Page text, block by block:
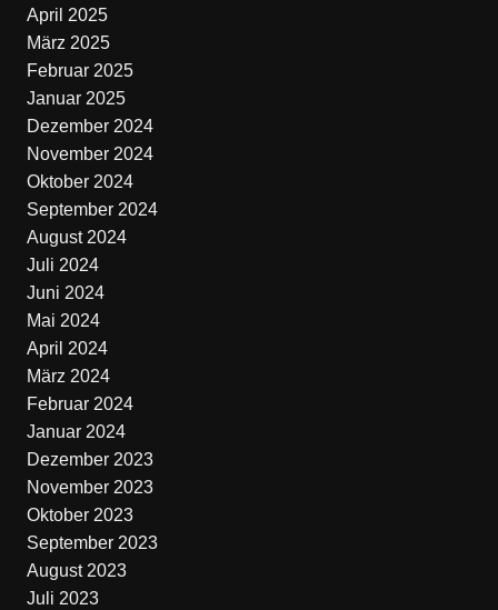
April 2025
März 2025
Februar 2025
Januar 2025
Dezember 2024
November 2024
Oktober 2024
September 2024
August 2024
Juli 2024
Juni 2024
Mai 2024
April 2024
März 2024
Februar 2024
Januar 2024
Dezember 2023
November 2023
Oktober 2023
September 2023
August 2023
Juli 2023